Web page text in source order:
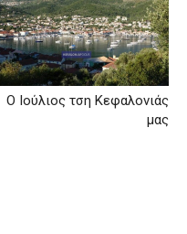
Ο Ιούλιος τση Κεφαλονιάς
μας